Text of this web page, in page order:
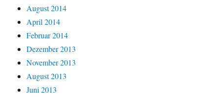
August 2014
April 2014
Februar 2014
Dezember 2013
November 2013
August 2013
Juni 2013